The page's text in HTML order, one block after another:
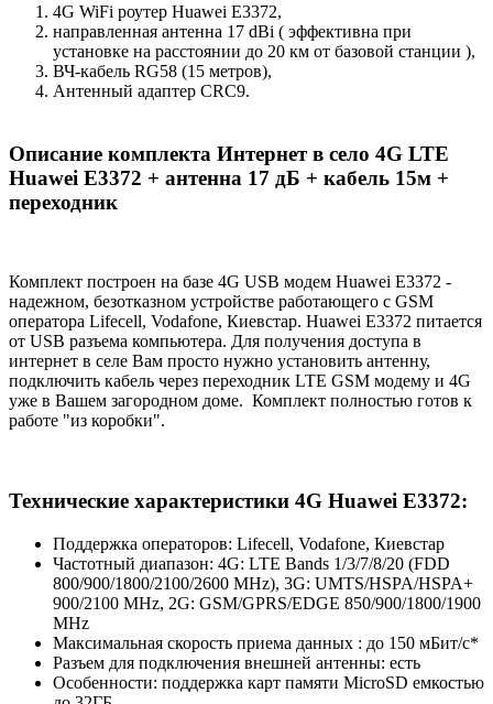
4G WiFi роутер Huawei E3372,
направленная антенна 17 dBi ( эффективна при
установке на расстоянии до 20 км от базовой станции ),
ВЧ-кабель RG58 (15 метров),
Антенный адаптер CRC9.
Описание комплекта Интернет в село 4G LTE
Huawei E3372 + антенна 17 дБ + кабель 15м +
переходник
Комплект построен на базе 4G USB модем Huawei E3372 -
надежном, безотказном устройстве работающего с GSM
оператора Lifecell, Vodafone, Киевстар. Huawei E3372 питается
от USB разъема компьютера. Для получения доступа в
интернет в селе Вам просто нужно установить антенну,
подключить кабель через переходник LTE GSM модему и 4G
уже в Вашем загородном доме. Комплект полностью готов к
работе "из коробки".
Технические характеристики 4G Huawei E3372:
Поддержка операторов: Lifecell, Vodafone, Киевстар
Частотный диапазон: 4G: LTE Bands 1/3/7/8/20 (FDD
800/900/1800/2100/2600 MHz), 3G: UMTS/HSPA/HSPA+
900/2100 MHz, 2G: GSM/GPRS/EDGE 850/900/1800/1900
MHz
Максимальная скорость приема данных : до 150 мБит/с*
Разъем для подключения внешней антенны: есть
Особенности: поддержка карт памяти MicroSD емкостью